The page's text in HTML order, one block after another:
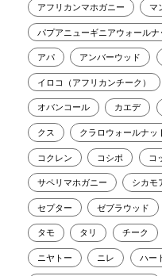
アフリカンマホガニー マ
パプアニューギニアウォールナ
アパ アンバーウッド
イロコ（アフリカンチーク）
オバンコール カエデ
クス クラロウォールナッ
コクレン コシポ コ
サペリマホガニー シカモ
セプター ゼブラウッド
タモ タリ チーク
ニヤトー ニレ ハー